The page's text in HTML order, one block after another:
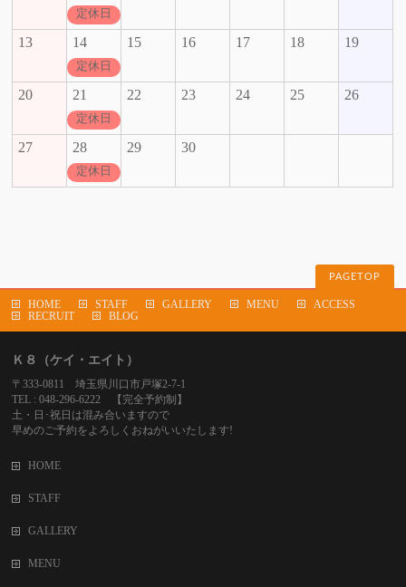
定休日
13 14
定休日
15 16 17 18 19
20 21
定休日
22 23 24 25 26
27 28
定休日
29 30
PAGETOP
HOME STAFF GALLERY MENU
ACCESS
RECRUIT
BLOG
Ｋ８（ケイ・エイト）
〒333-0811 埼玉県川口市戸塚2-7-1
TEL : 048-296-6222 【完全予約制】
土・日･祝日は混み合いますので
早めのご予約をよろしくおねがいいたします!
HOME
STAFF
GALLERY
MENU